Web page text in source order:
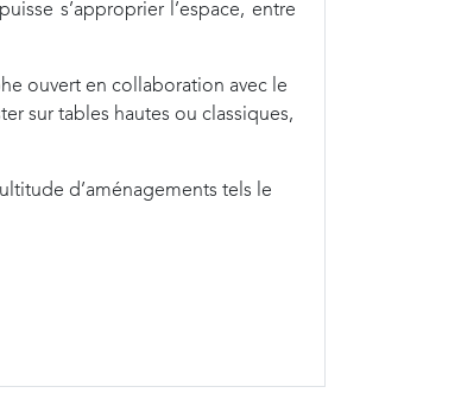
s’approprier l’espace, entre
ouvert en collaboration avec le
sur tables hautes ou classiques,
d’aménagements tels le